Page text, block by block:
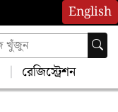
English
রেজিস্ট্রেশন